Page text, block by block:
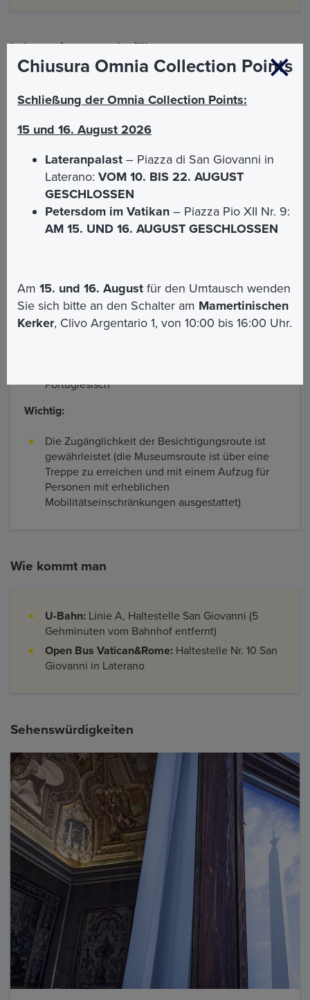
Informationen und willkommen
DER TREFFPUNKT FÜR DIE BESUCHEN IST AM
DER HAUPTFASSADE DER LATERANBASILIKA.
ACHTUNG: Wenn Sie eine Führung durch die
päpstlichen Gemächer am Nachmittag gebucht
haben, besuchen Sie bitte den Kreuzgang bis
spätestens 15.00 Uhr.
Öffnungszeiten:
Von Montag bis Samstag, 09:00
- 17:00(Sonntags und an religiösen Feiertagen
Portugiesisch
Wichtig:
Die Zugänglichkeit der Besichtigungsroute ist
gewährleistet (die Museumsroute ist über eine
Treppe zu erreichen und mit einem Aufzug für
Personen mit erheblichen
Mobilitätseinschränkungen ausgestattet)
Wie kommt man
U-Bahn: Linie A, Haltestelle San Giovanni (5
Gehminuten vom Bahnhof entfernt)
Open Bus Vatican&Rome: Haltestelle Nr. 10 San
Giovanni in Laterano
Sehenswürdigkeiten
Chiusura Omnia Collection Points
Schließung der Omnia Collection Points:
15 und 16. August 2026
Lateranpalast – Piazza di San Giovanni in
Laterano:VOM 10. BIS 22. AUGUST
GESCHLOSSEN
Petersdom im Vatikan – Piazza Pio XII Nr. 9:
AM 15. UND 16. AUGUST GESCHLOSSEN
Am15. und 16. Augustfür den Umtausch wenden
Sie sich bitte an den Schalter am Mamertinischen
Kerker, Clivo Argentario 1, von 10:00 bis 16:00 Uhr.